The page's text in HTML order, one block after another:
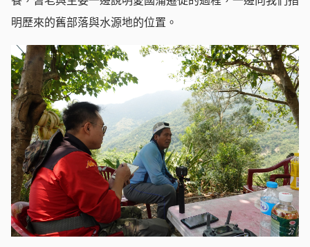
明歷來的舊部落與水源地的位置。